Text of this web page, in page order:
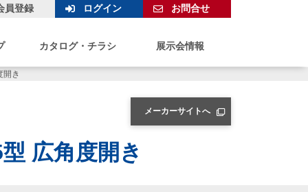
カタログ・チラシ 展示会情報
員登録 ログイン お問合せ
開き
メーカーサイトへ
広角度開き